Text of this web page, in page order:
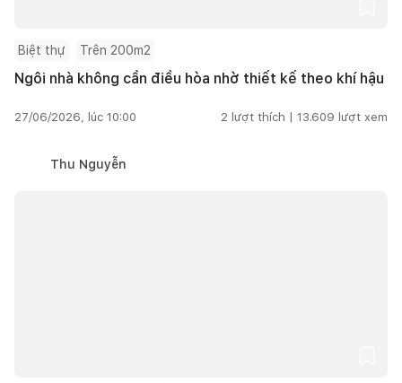
Biệt thự Trên 200m2
Ngôi nhà không cần điều hòa nhờ thiết kế theo khí hậu
27/06/2026, lúc 10:00 2 lượt thích | 13.609 lượt xem
Thu Nguyễn